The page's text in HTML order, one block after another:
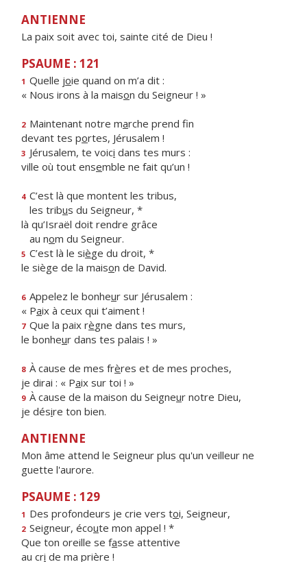
ANTIENNE
La paix soit avec toi, sainte cité de Dieu !
PSAUME : 121
1 Quelle joie quand on m’a dit :
« Nous irons à la maison du Seigneur ! »
2 Maintenant notre marche prend fin
devant tes portes, Jérusalem !
3 Jérusalem, te voici dans tes murs :
ville où tout ensemble ne fait qu’un !
4 C’est là que montent les tribus,
les tribus du Seigneur, *
là qu’Israël doit rendre grâce
au nom du Seigneur.
5 C’est là le siège du droit, *
le siège de la maison de David.
6 Appelez le bonheur sur Jérusalem :
« Paix à ceux qui t’aiment !
7 Que la paix règne dans tes murs,
le bonheur dans tes palais ! »
8 À cause de mes frères et de mes proches,
je dirai : « Paix sur toi ! »
9 À cause de la maison du Seigneur notre Dieu,
je désire ton bien.
ANTIENNE
Mon âme attend le Seigneur plus qu'un veilleur ne
guette l'aurore.
PSAUME : 129
1 Des profondeurs je crie vers toi, Seigneur,
2 Seigneur, écoute mon appel ! *
Que ton oreille se fasse attentive
au cri de ma prière !